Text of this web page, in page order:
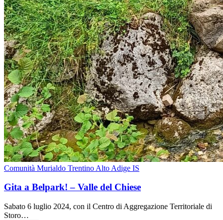
Comunità Murialdo Trentino Alto Adige IS
Gita a Belpark! – Valle del Chiese
Sabato 6 luglio 2024, con il Centro di Aggregazione Territoriale di
Storo…